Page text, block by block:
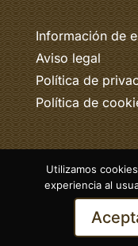
Información de
Aviso legal
Política de
Política de
© 2026 Tarico.
reservados.
Utilizamos
experiencia al